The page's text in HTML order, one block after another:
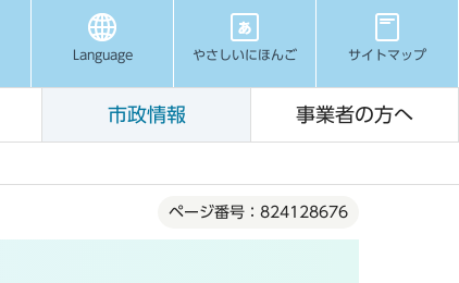
Language やさしいにほんご サイトマップ
市政情報 事業者の方へ
ページ番号：824128676